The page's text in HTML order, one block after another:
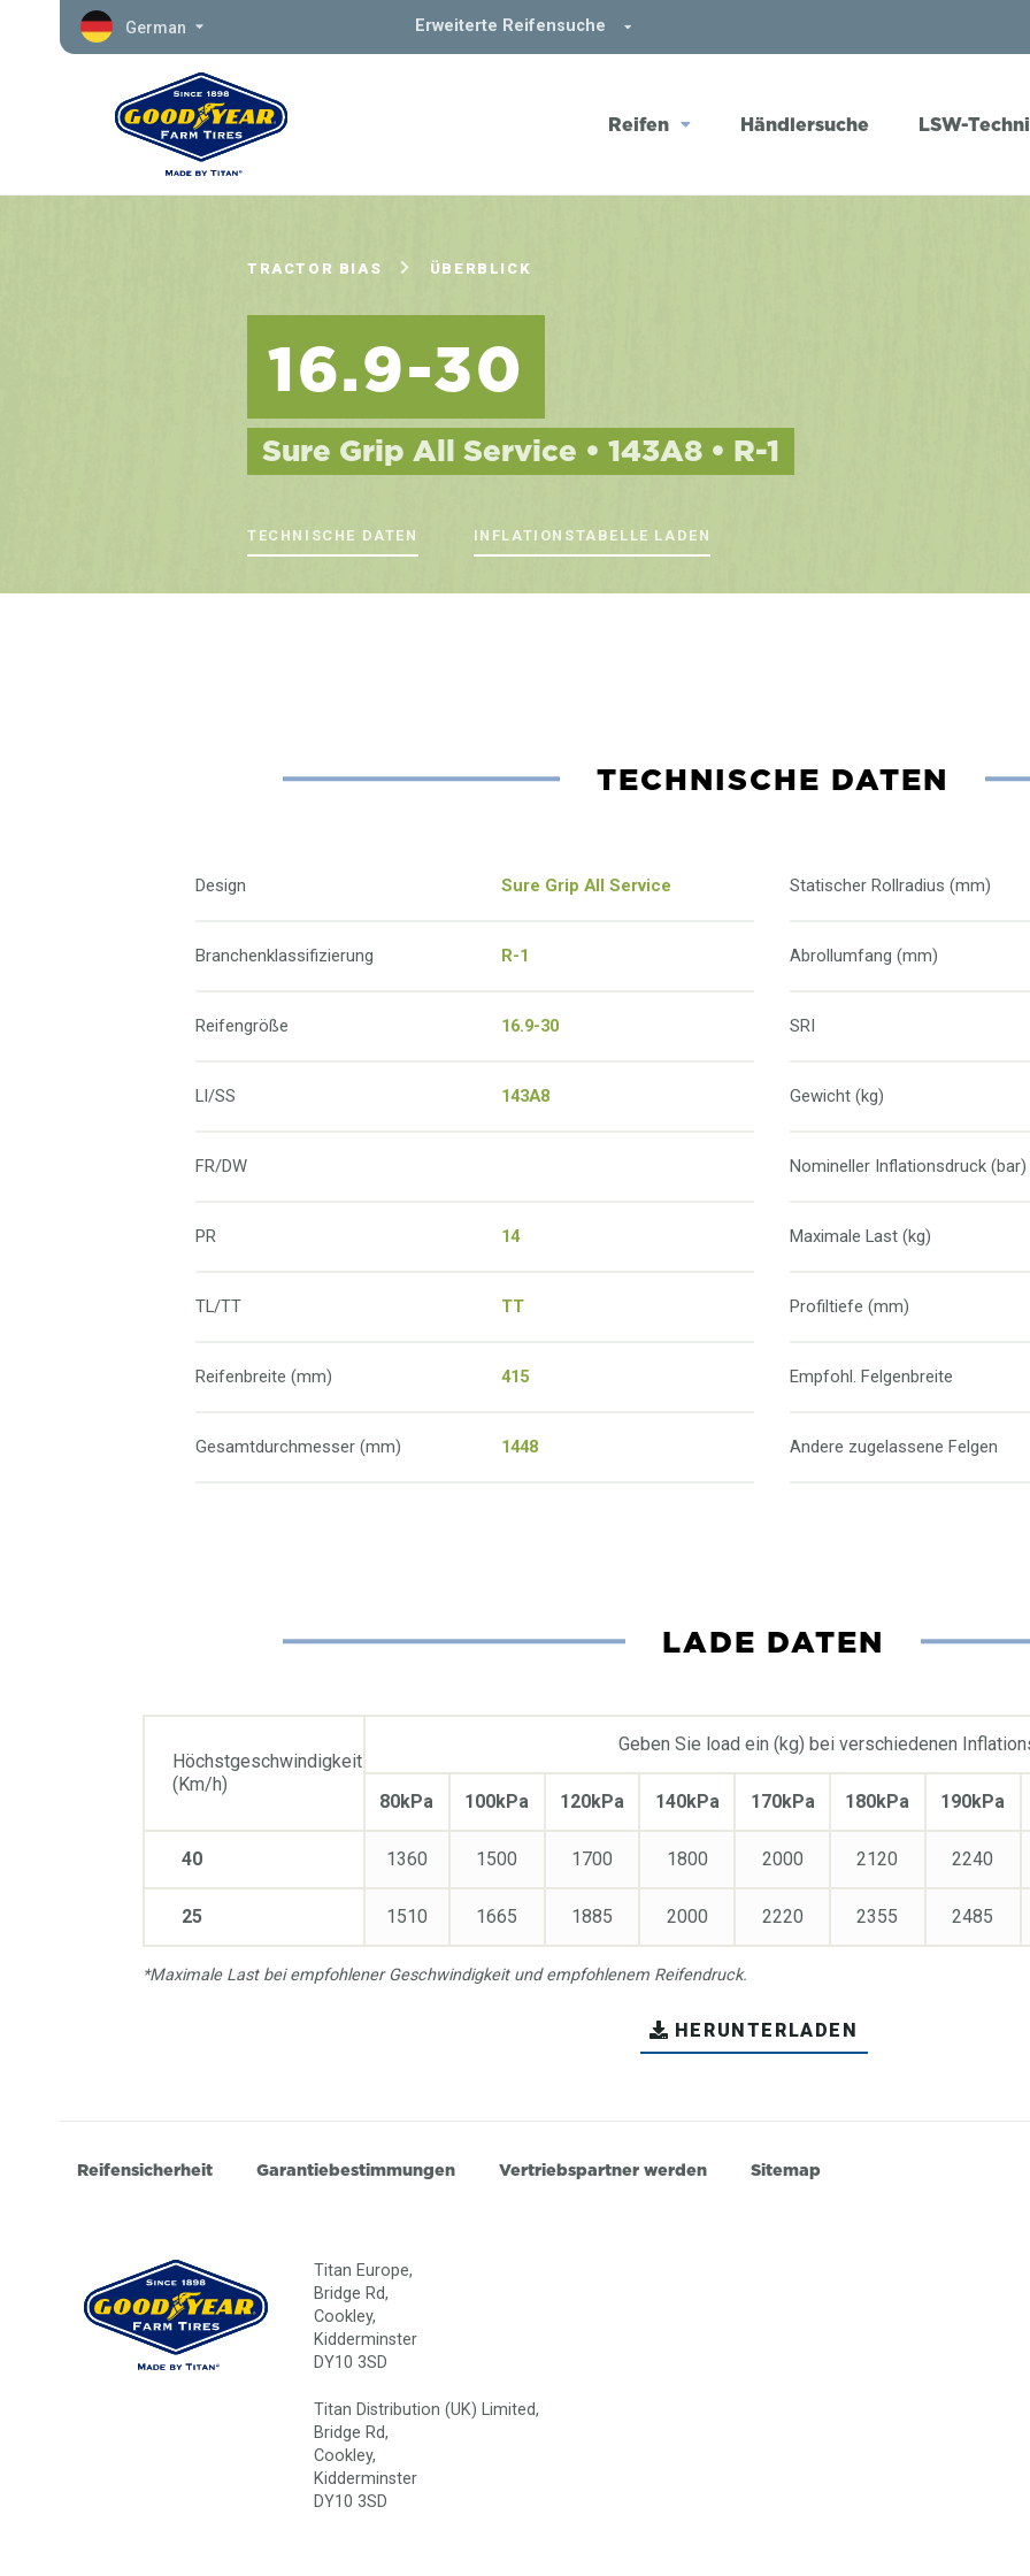
German Erweiterte Reifensuche
Reifen Händlersuche LSW-
TRACTOR BIAS ÜBERBLICK
16.9-30
Sure Grip All Service • 143A8 • R-1
TECHNISCHE DATEN INFLATIONSTABELLE LADEN
TECHNISCHE DATEN
Design Sure Grip All Service
Branchenklassifizierung R-1
Reifengröße 16.9-30
LI/SS 143A8
FR/DW
PR 14
TL/TT TT
Reifenbreite (mm) 415
Gesamtdurchmesser (mm) 1448
Statischer Rollradius (mm)
Abrollumfang (mm)
SRI
Gewicht (kg)
Nomineller Inflationsdruck (bar)
Maximale Last (kg)
Profiltiefe (mm)
Empfohl. Felgenbreite
Andere zugelassene Felgen
LADE DATEN
Höchstgeschwindigkeit
(Km/h)
40
25
Geben Sie load ein (kg) bei verschiedenen
80kPa
1360
1510
100kPa
1500
1665
120kPa
1700
1885
140kPa
1800
2000
170kPa
2000
2220
180kPa
2120
2355
190kPa
2240
2485
*Maximale Last bei empfohlener Geschwindigkeit und empfohlenem Reifendruck.
HERUNTERLADEN
Reifensicherheit Garantiebestimmungen Vertriebspartner werden Sitemap
Titan Europe,
Bridge Rd,
Cookley,
Kidderminster
DY10 3SD
Titan Distribution (UK) Limited,
Bridge Rd,
Cookley,
Kidderminster
DY10 3SD